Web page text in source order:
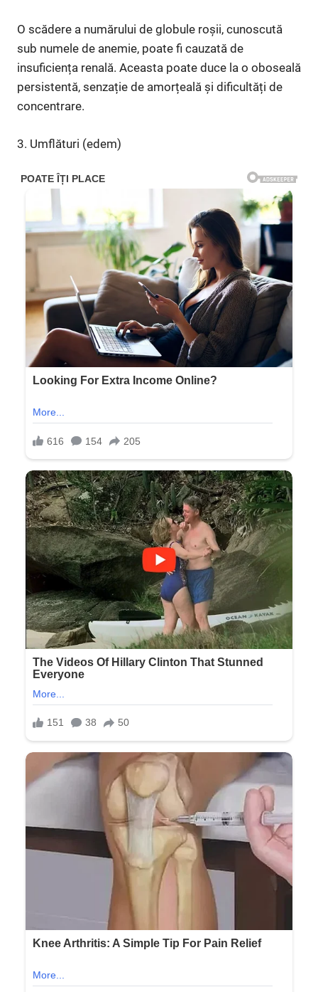
O scădere a numărului de globule roșii, cunoscută
sub numele de anemie, poate fi cauzată de
insuficiența renală. Aceasta poate duce la o oboseală
persistentă, senzație de amorțeală și dificultăți de
concentrare.
3. Umflături (edem)